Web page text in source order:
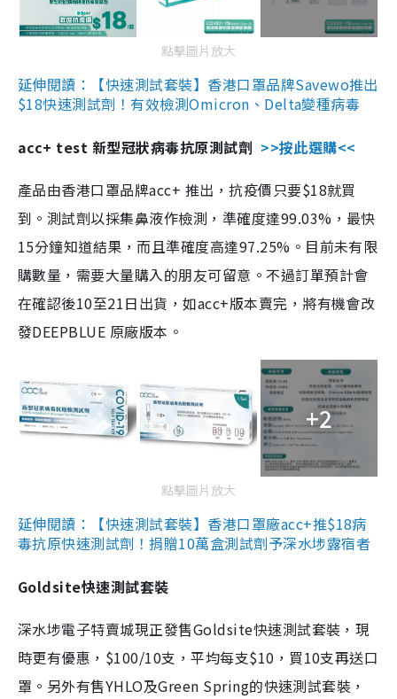
點擊圖片放大
延伸閱讀：【快速測試套裝】香港口罩品牌Savewo推出
$18快速測試劑！有效檢測Omicron、Delta變種病毒
acc+ test 新型冠狀病毒抗原測試劑 >>按此選購<<
產品由香港口罩品牌acc+ 推出，抗疫價只要$18就買
到。測試劑以採集鼻液作檢測，準確度達99.03%，最快
15分鐘知道結果，而且準確度高達97.25%。目前未有限
購數量，需要大量購入的朋友可留意。不過訂單預計會
在確認後10至21日出貨，如acc+版本賣完，將有機會改
發DEEPBLUE 原廠版本。
+2
點擊圖片放大
延伸閱讀：【快速測試套裝】香港口罩廠acc+推$18病
毒抗原快速測試劑！捐贈10萬盒測試劑予深水埗露宿者
Goldsite快速測試套裝
深水埗電子特賣城現正發售Goldsite快速測試套裝，現
時更有優惠，$100/10支，平均每支$10，買10支再送口
罩。另外有售YHLO及Green Spring的快速測試套裝，